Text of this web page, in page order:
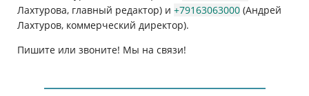
Лахтурова, главный редактор) и +79163063000 (Андрей
Лахтуров, коммерческий директор).
Пишите или звоните! Мы на связи!